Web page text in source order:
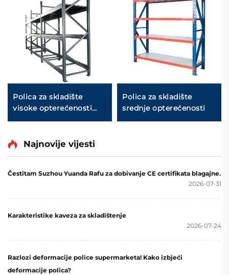
Polica za skladište
visoke opterećenosti
(YD-S026)
Polica za skladište
srednje opterećenosti
Najnovije vijesti
Čestitam Suzhou Yuanda Rafu za dobivanje CE certifikata blagajne.
2026-07-31
Karakteristike kaveza za skladištenje
2026-07-24
Razlozi deformacije police supermarketa! Kako izbjeći
deformacije polica?